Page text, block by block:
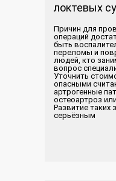
локтевых
Причин для
операций
быть
переломы и
людей, кто
вопрос
Уточнить
опасными
артрогенные
остеоартроз
Развитие таких
серьёзным